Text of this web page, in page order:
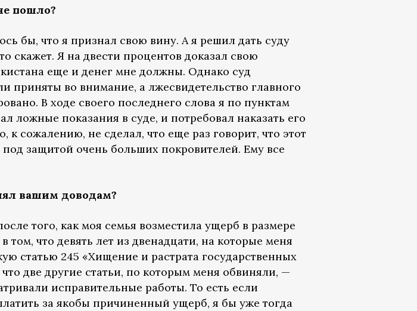
пошло?
бы, что я признал свою вину. А я решил дать суду
скажет. Я на двести процентов доказал свою
еще и денег мне должны. Однако суд
во внимание, а лжесвидетельство главного
В ходе своего последнего слова я по пунктам
ложные показания в суде, и потребовал наказать его
к сожалению, не сделал, что еще раз говорит, что этот
защитой очень больших покровителей. Ему все
вашим доводам?
того, как моя семья возместила ущерб в размере
том, что девять лет из двенадцати, на которые меня
статью 245 «Хищение и растрата государственных
две другие статьи, по которым меня обвиняли, —
исправительные работы. То есть если
за якобы причиненный ущерб, я бы уже тогда